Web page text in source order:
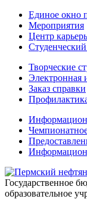
Единое окно
Мероприятия
Центр
Творческие
Электронная
Заказ справки
Государственное
образовательное